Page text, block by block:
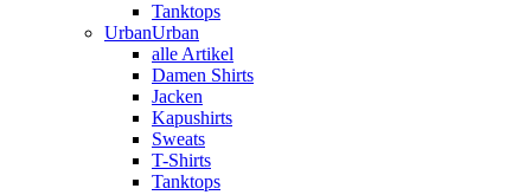
Tanktops
UrbanUrban
alle Artikel
Damen Shirts
Jacken
Kapushirts
Sweats
T-Shirts
Tanktops